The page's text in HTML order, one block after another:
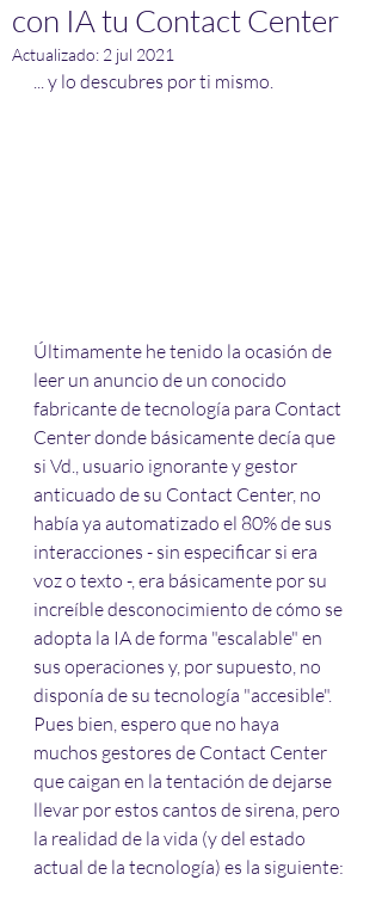
con IA tu Contact Center
Actualizado: 2 jul 2021
... y lo descubres por ti mismo.
Últimamente he tenido la ocasión de
leer un anuncio de un conocido
fabricante de tecnología para Contact
Center donde básicamente decía que
si Vd., usuario ignorante y gestor
anticuado de su Contact Center, no
había ya automatizado el 80% de sus
interacciones - sin especificar si era
voz o texto -, era básicamente por su
increíble desconocimiento de cómo se
adopta la IA de forma "escalable" en
sus operaciones y, por supuesto, no
disponía de su tecnología "accesible".
Pues bien, espero que no haya
muchos gestores de Contact Center
que caigan en la tentación de dejarse
llevar por estos cantos de sirena, pero
la realidad de la vida (y del estado
actual de la tecnología) es la siguiente: